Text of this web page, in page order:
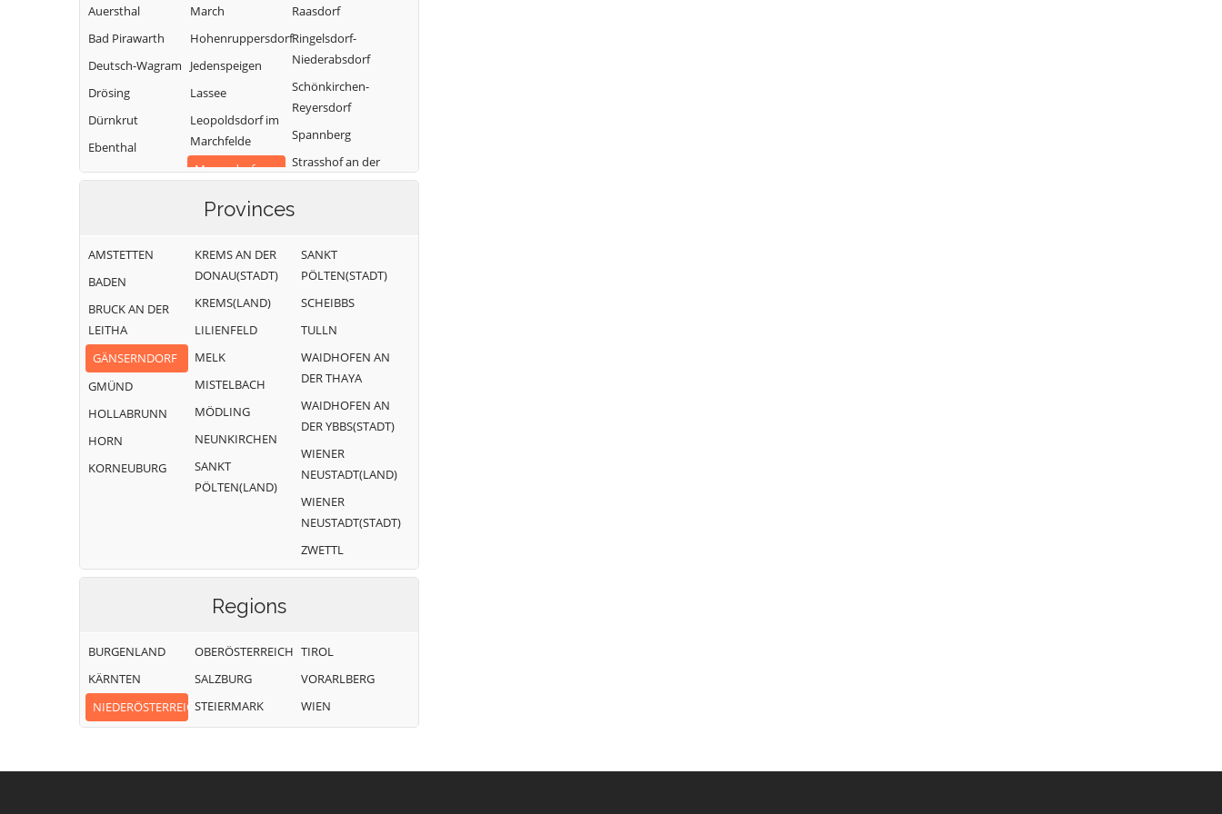
Auersthal
Bad Pirawarth
Deutsch-Wagram
Drösing
Dürnkrut
Ebenthal
Eckartsau
Glinzendorf
Groß-Enzersdorf
Groß-
Schweinbarth
March
Hohenruppersdorf
Jedenspeigen
Lassee
Leopoldsdorf im
Marchfelde
Mannsdorf an
Marchegg
Matzen-
Donau
Raasdorf
Ringelsdorf-
Niederabsdorf
Schönkirchen-
Reyersdorf
Spannberg
Strasshof an der
Nordbahn
Sulz im
Untersiebenbrunn
Velm-Götzendorf
Weiden an der
March
Weikendorf
Zistersdorf
Provinces
AMSTETTEN
BADEN
BRUCK AN DER
LEITHA
GÄNSERNDORF
GMÜND
HOLLABRUNN
HORN
KORNEUBURG
KREMS AN DER
DONAU(STADT)
KREMS(LAND)
LILIENFELD
MELK
MISTELBACH
MÖDLING
NEUNKIRCHEN
SANKT
PÖLTEN(LAND)
SANKT
PÖLTEN(STADT)
SCHEIBBS
TULLN
WAIDHOFEN AN
DER THAYA
WAIDHOFEN AN
DER YBBS(STADT)
WIENER
NEUSTADT(LAND)
WIENER
NEUSTADT(STADT)
ZWETTL
Regions
BURGENLAND
KÄRNTEN
NIEDERÖSTERREICH
OBERÖSTERREICH
SALZBURG
STEIERMARK
TIROL
VORARLBERG
WIEN